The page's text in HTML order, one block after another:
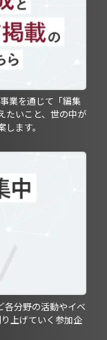
業を通じて「編集
たいこと、世の中が
ます。
各分野の活動やイベ
上げていく参加企